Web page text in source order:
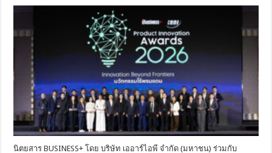
นิตยสาร BUSINESS+ โดย บริษัท เออาร์ไอพี จำกัด (มหาชน) ร่วมกับ